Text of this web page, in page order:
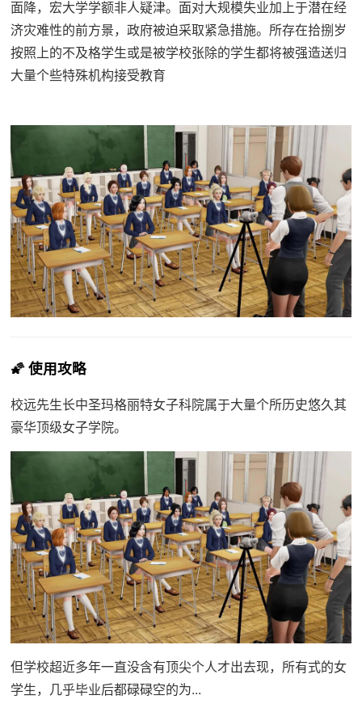
面降，宏大学学额非人疑津。面对大规模失业加上于潜在经
济灾难性的前方景，政府被迫采取紧急措施。所存在拾捌岁
按照上的不及格学生或是被学校张除的学生都将被强造送归
大量个些特殊机构接受教育
🌠 使用攻略
校远先生长中圣玛格丽特女子科院属于大量个所历史悠久其
豪华顶级女子学院。
但学校超近多年一直没含有顶尖个人才出去现，所有式的女
学生，几乎毕业后都碌碌空的为...